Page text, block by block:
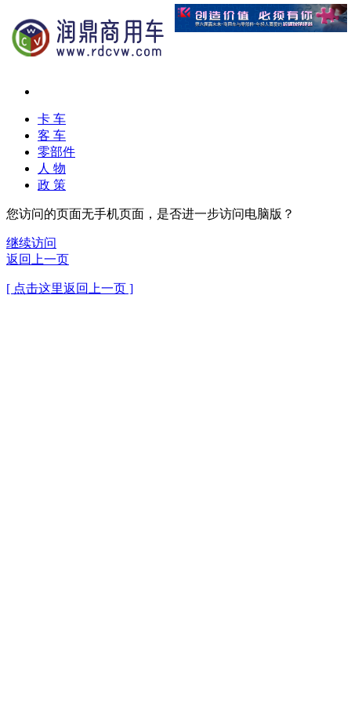
卡 车
客 车
零部件
人 物
政 策
您访问的页面无手机页面，是否进一步访问电脑版？
继续访问
返回上一页
[ 点击这里返回上一页 ]